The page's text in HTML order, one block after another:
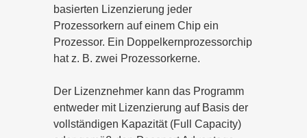
basierten Lizenzierung jeder
Prozessorkern auf einem Chip ein
Prozessor. Ein Doppelkernprozessorchip
hat z. B. zwei Prozessorkerne.
Der Lizenznehmer kann das Programm
entweder mit Lizenzierung auf Basis der
vollständigen Kapazität (Full Capacity)